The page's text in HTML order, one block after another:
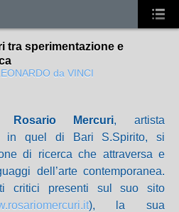
tra sperimentazione e
da VINCI
Rosario Mercuri, artista
in quel di Bari S.Spirito, si
di ricerca che attraversa e
dell’arte contemporanea.
critici presenti sul suo sito
), la sua